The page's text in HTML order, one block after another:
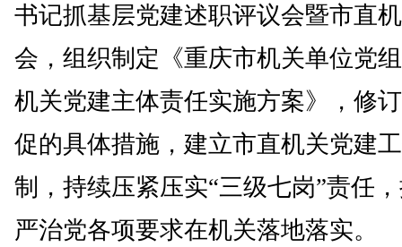
书记抓基层党建述职评议会暨市直
会，组织制定《重庆市机关单位党
机关党建主体责任实施方案》，修
促的具体措施，建立市直机关党建
制，持续压紧压实“三级七岗”责任
严治党各项要求在机关落地落实。